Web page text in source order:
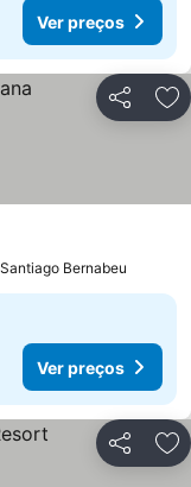
Ver preços
Partilhar
preços
Bernabeu
Ver preços
Partilhar